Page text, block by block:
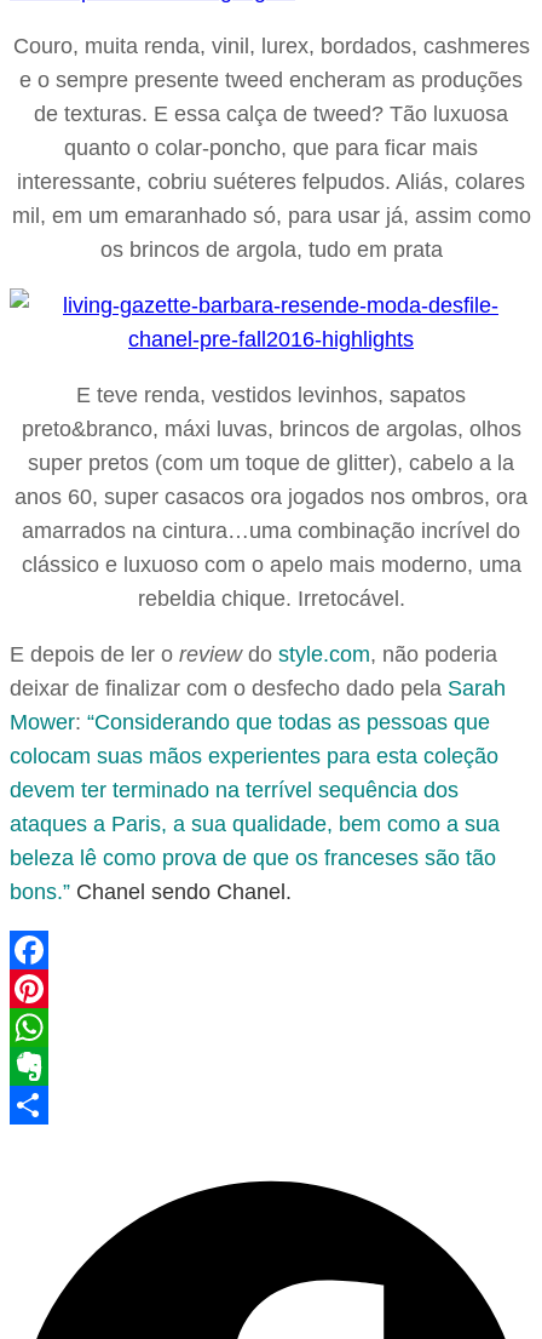
Couro, muita renda, vinil, lurex, bordados, cashmeres
e o sempre presente tweed encheram as produções
de texturas. E essa calça de tweed? Tão luxuosa
quanto o colar-poncho, que para ficar mais
interessante, cobriu suéteres felpudos. Aliás, colares
mil, em um emaranhado só, para usar já, assim como
os brincos de argola, tudo em prata
E teve renda, vestidos levinhos, sapatos
preto&branco, máxi luvas, brincos de argolas, olhos
super pretos (com um toque de glitter), cabelo a la
anos 60, super casacos ora jogados nos ombros, ora
amarrados na cintura…uma combinação incrível do
clássico e luxuoso com o apelo mais moderno, uma
rebeldia chique. Irretocável.
E depois de ler o reviewdo style.com, não poderia
deixar de finalizar com o desfecho dado pela Sarah
Mower: “Considerando que todas as pessoas que
colocam suas mãos experientes para esta coleção
devem ter terminado na terrível sequência dos
ataques a Paris, a sua qualidade, bem como a sua
beleza lê como prova de que os franceses são tão
bons.” Chanel sendo Chanel.
Facebook
Pinterest
WhatsApp
Evernote